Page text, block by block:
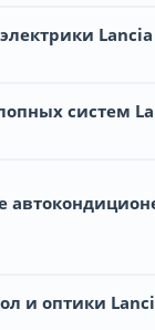
систем
и оптики